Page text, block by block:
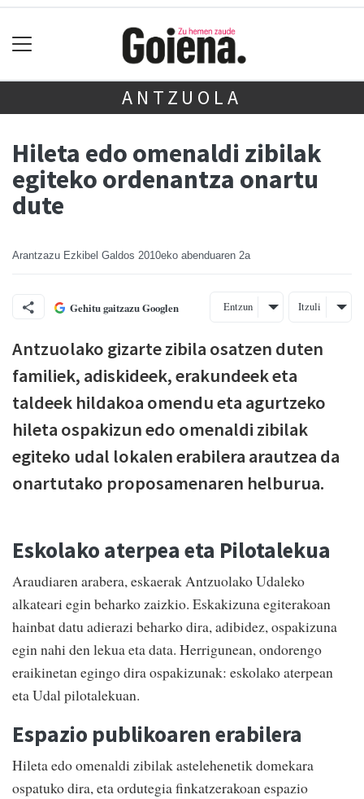
ANTZUOLA
Hileta edo omenaldi zibilak
egiteko ordenantza onartu
dute
Arantzazu Ezkibel Galdos 2010eko abenduaren 2a
Gehitu gaitzazu Googlen Entzun Itzuli
Antzuolako gizarte zibila osatzen duten
familiek, adiskideek, erakundeek eta
taldeek hildakoa omendu eta agurtzeko
hileta ospakizun edo omenaldi zibilak
egiteko udal lokalen erabilera arautzea da
onartutako proposamenaren helburua.
Eskolako aterpea eta Pilotalekua
Araudiaren arabera, eskaerak Antzuolako Udaleko
alkateari egin beharko zaizkio. Eskakizuna egiterakoan
hainbat datu adierazi beharko dira, adibidez, ospakizuna
egin nahi den lekua eta data. Herrigunean, ondorengo
eraikinetan egingo dira ospakizunak: eskolako aterpean
eta Udal pilotalekuan.
Espazio publikoaren erabilera
Hileta edo omenaldi zibilak astelehenetik domekara
ospatuko dira, eta ordutegia finkatzerakoan espazio